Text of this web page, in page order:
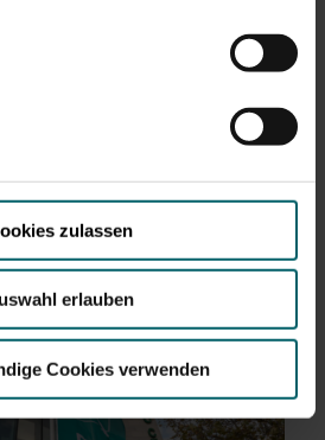
zulassen
erlauben
Cookies verwenden